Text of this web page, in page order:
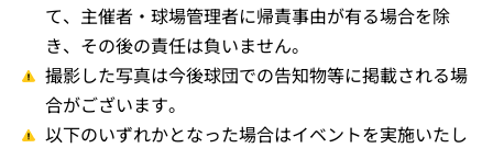
て、主催者・球場管理者に帰責事由が有る場合を除
き、その後の責任は負いません。
撮影した写真は今後球団での告知物等に掲載される場
合がございます。
以下のいずれかとなった場合はイベントを実施いたし